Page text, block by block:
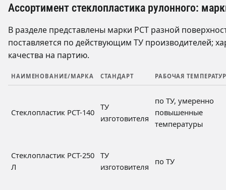
Ассортимент стеклопластика рулонного:
В разделе представлены марки РСТ разной
поставляется по действующим ТУ производителей;
качества на партию.
НАИМЕНОВАНИЕ/МАРКА СТАНДАРТ РАБОЧАЯ
Стеклопластик РСТ-140
ТУ
изготовителя
по ТУ, умеренно
повышенные
температуры
Стеклопластик РСТ-250
Л
ТУ
изготовителя
по ТУ